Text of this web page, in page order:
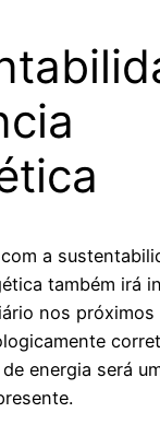
a
também irá
nos próximos
energia será